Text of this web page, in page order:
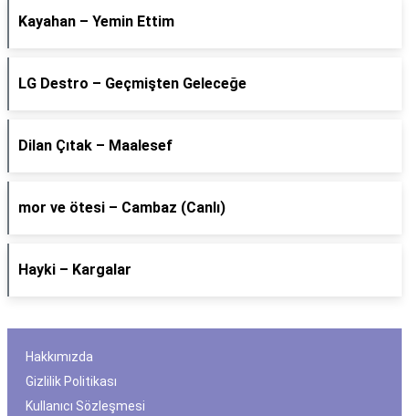
Kayahan – Yemin Ettim
LG Destro – Geçmişten Geleceğe
Dilan Çıtak – Maalesef
​mor ve ötesi – Cambaz (Canlı)
Hayki – Kargalar
Hakkımızda
Gizlilik Politikası
Kullanıcı Sözleşmesi